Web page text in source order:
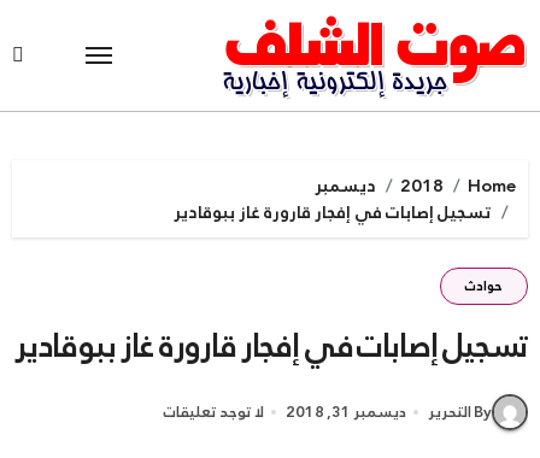
to
content
Home
2018
ديسمبر
تسجيل إصابات في إفجار قارورة غاز ببوقادير
حوادث
تسجيل إصابات في إفجار قارورة غاز ببوقادير
By التحرير ديسمبر 31, 2018 لا توجد تعليقات